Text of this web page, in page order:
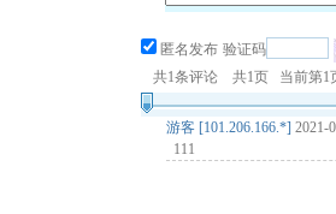
匿名发布 验证码
共1条评论 共1页 当前第1
游客 [101.206.166.*] 2021-
111